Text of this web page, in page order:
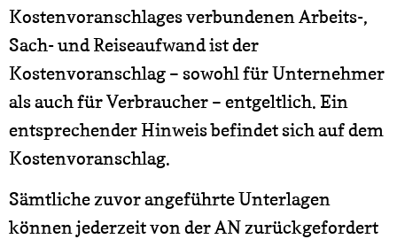
Kostenvoranschlages verbundenen Arbeits-,
Sach- und Reiseaufwand ist der
Kostenvoranschlag – sowohl für Unternehmer
als auch für Verbraucher – entgeltlich. Ein
entsprechender Hinweis befindet sich auf dem
Kostenvoranschlag.
Sämtliche zuvor angeführte Unterlagen
können jederzeit von der AN zurückgefordert